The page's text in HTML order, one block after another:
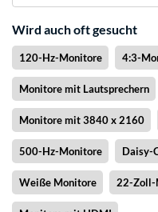
Wird auch oft gesucht
120-Hz-Monitore 4:3-
Monitore mit Lautsprechern
Monitore mit 3840 x 2160
500-Hz-Monitore Daisy-
Weiße Monitore 22-Zoll-